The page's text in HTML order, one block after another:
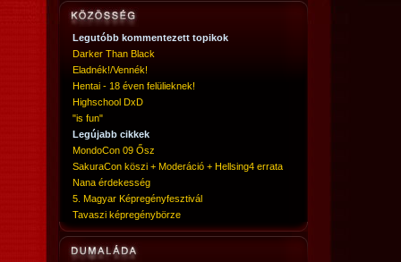
Legutóbb kommentezett topikok
Darker Than Black
Eladnék!/Vennék!
Hentai - 18 éven felülieknek!
Highschool DxD
"is fun"
Legújabb cikkek
MondoCon 09 Ősz
SakuraCon köszi + Moderáció + Hellsing4 errata
Nana érdekesség
5. Magyar Képregényfesztivál
Tavaszi képregénybörze